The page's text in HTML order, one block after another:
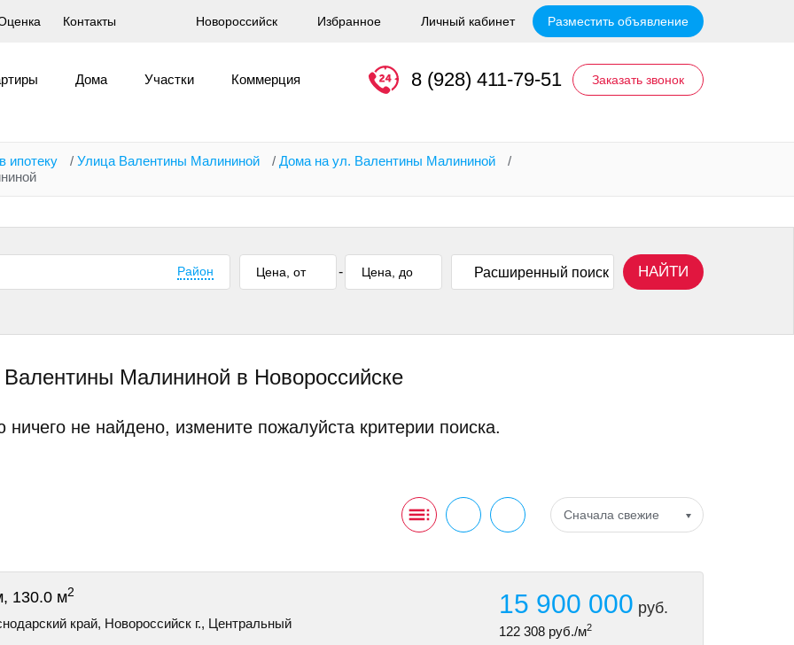
Контакты Новороссийск Избранное Личный кабинет Разместить объявление
Дома Участки Коммерция 8 (928) 411-79-51 Заказать звонок
ипотеку / Улица Валентины Малининой / Дома на ул. Валентины Малининой
/
Район - Расширенный поиск НАЙТИ
Малининой в Новороссийске
не найдено, измените пожалуйста критерии поиска.
Сначала свежие
130.0 м2
край, Новороссийск г., Центральный
15 900 000 руб.
122 308 руб./м2